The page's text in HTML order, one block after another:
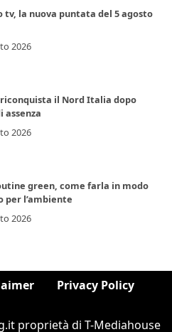
tv, la nuova puntata del 5 agosto
2026
il Nord Italia dopo
assenza
2026
green, come farla in modo
per l’ambiente
2026
Privacy Policy
proprietà di T-Mediahouse